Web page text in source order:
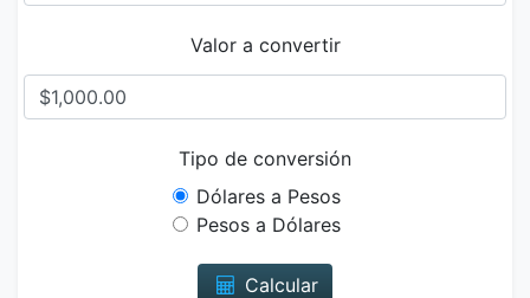
Valor a convertir
Tipo de conversión
Dólares a Pesos
Pesos a Dólares
Calcular